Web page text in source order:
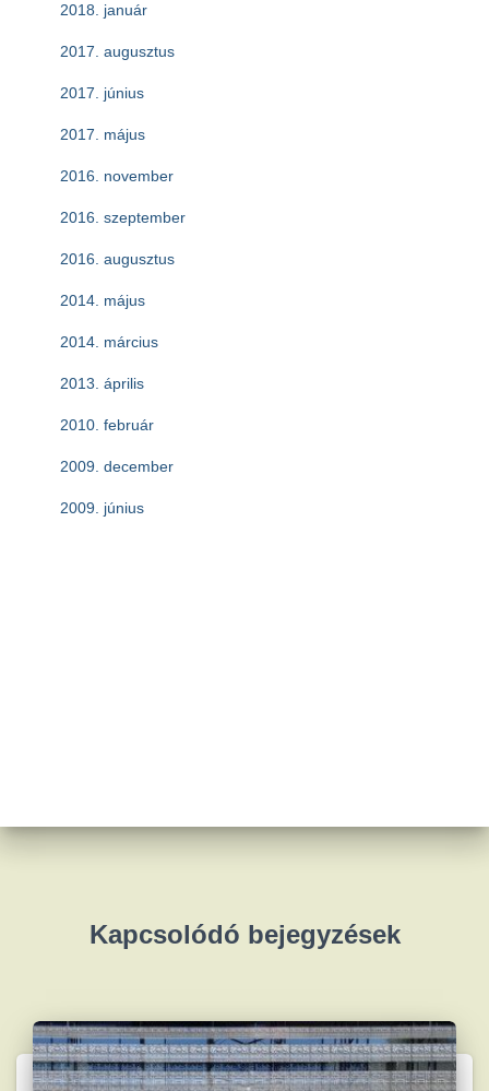
2018. január
2017. augusztus
2017. június
2017. május
2016. november
2016. szeptember
2016. augusztus
2014. május
2014. március
2013. április
2010. február
2009. december
2009. június
Kapcsolódó bejegyzések